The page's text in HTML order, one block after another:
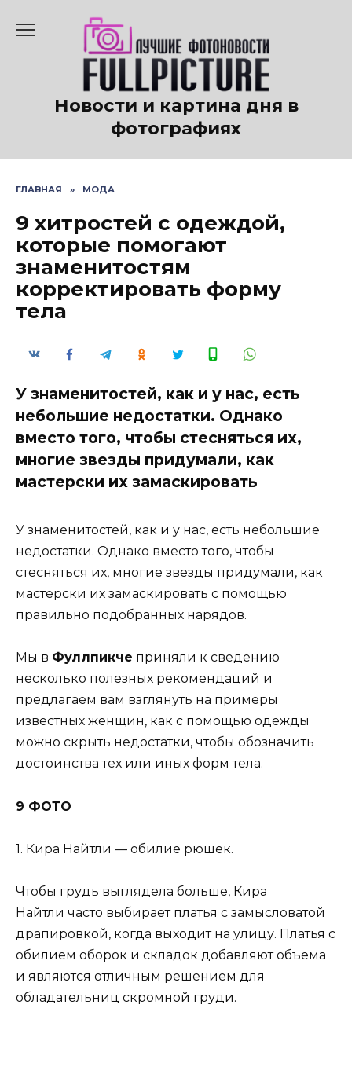
содержанию
Новости и картина дня в
фотографиях
ГЛАВНАЯ » МОДА
9 хитростей с одеждой,
которые помогают
знаменитостям
корректировать форму
тела
У знаменитостей, как и у нас, есть
небольшие недостатки. Однако
вместо того, чтобы стесняться их,
многие звезды придумали, как
мастерски их замаскировать
У знаменитостей, как и у нас, есть небольшие
недостатки. Однако вместо того, чтобы
стесняться их, многие звезды придумали, как
мастерски их замаскировать с помощью
правильно подобранных нарядов.
Мы в Фуллпикче приняли к сведению
несколько полезных рекомендаций и
предлагаем вам взглянуть на примеры
известных женщин, как с помощью одежды
можно скрыть недостатки, чтобы обозначить
достоинства тех или иных форм тела.
9 ФОТО
1. Кира Найтли — обилие рюшек.
Чтобы грудь выглядела больше, Кира
Найтли часто выбирает платья с замысловатой
драпировкой, когда выходит на улицу. Платья с
обилием оборок и складок добавляют объема
и являются отличным решением для
обладательниц скромной груди.